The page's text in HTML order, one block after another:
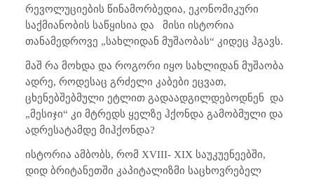
რევოლუციების წინამორბედია, ეკონომიკური
საქმიანობის საწყისია და მისი ისტორია
თანამედროვე „სახლიდან მუშაობას“ კიდეც ჰგავს.
მაშ რა მოხდა და როგორი იყო სახლიდან მუშაობა
ადრე, როდესაც გრძელი კაბები ეცვათ,
ცხენებშებმული ეტლით გადაადგილდებოდნენ და
„მესიჯი“ კი მტრედს ყელზე ჰქონდა გამობმული და
ადრესატამდე მიჰქონდა?
ისტორია ამბობს, რომ XVIII- XIX საუკუენეებში,
დიდ ბრიტანეთში კაპიტალიზმი საცხოვრებელ